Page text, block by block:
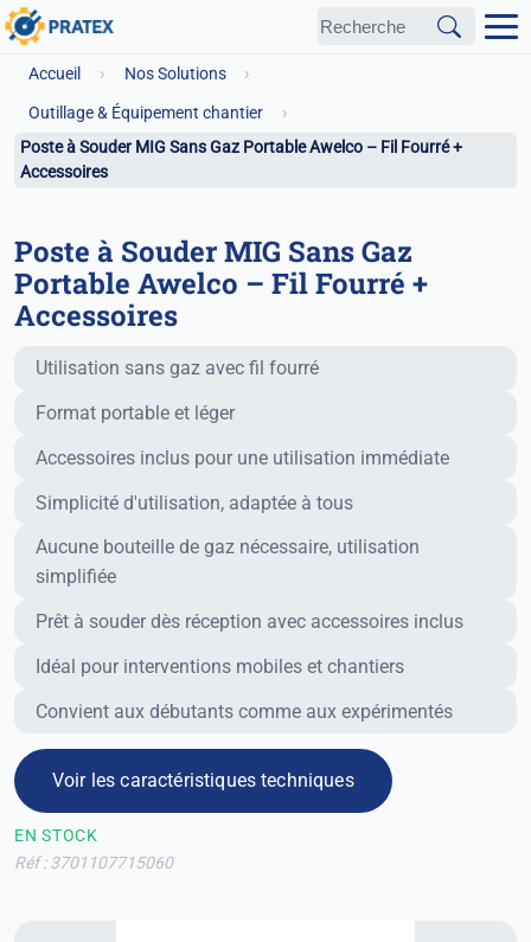
Accueil › Nos Solutions ›
Outillage & Équipement chantier ›
Poste à Souder MIG Sans Gaz Portable Awelco – Fil Fourré +
Accessoires
Poste à Souder MIG Sans Gaz
Portable Awelco – Fil Fourré +
Accessoires
Fonctionnalités principales
Utilisation sans gaz avec fil fourré
Format portable et léger
Accessoires inclus pour une utilisation immédiate
Simplicité d'utilisation, adaptée à tous
Avantages
Aucune bouteille de gaz nécessaire, utilisation
simplifiée
Prêt à souder dès réception avec accessoires inclus
Idéal pour interventions mobiles et chantiers
Convient aux débutants comme aux expérimentés
Voir les caractéristiques techniques
EN STOCK
Réf : 3701107715060